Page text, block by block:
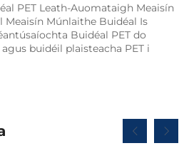
PET Leath-Auomataigh Meaisín
Meaisín Múnlaithe Buidéal Is
Buidéal PET do
buidéil plaisteacha PET i